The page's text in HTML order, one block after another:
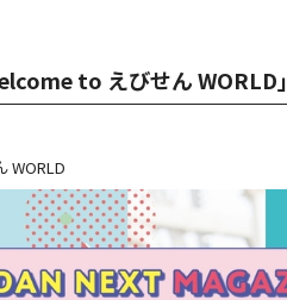
to えびせん WORLD」
WORLD